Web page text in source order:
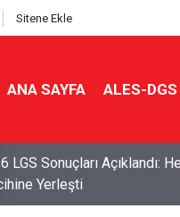
Sitene Ekle
ANA SAYFA ALES-DGS
LGS Sonuçları Açıklandı:
Yerleşti